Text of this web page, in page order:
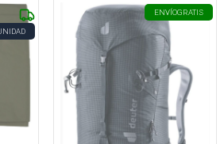
ENVÍOGRATIS